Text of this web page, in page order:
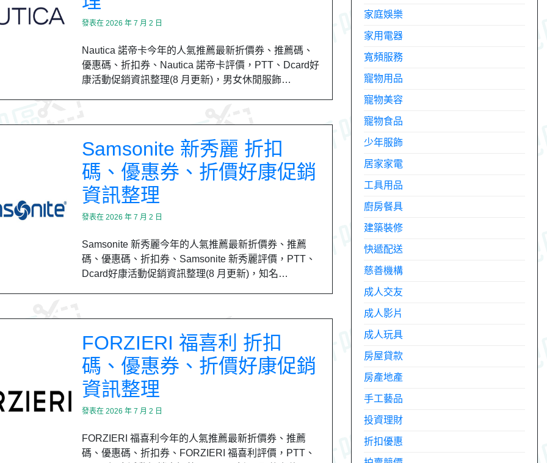
發表在 2026 年 7 月 2 日
Nautica 諾帝卡今年的人氣推薦最新折價券、推薦碼、
優惠碼、折扣券、Nautica 諾帝卡評價，PTT、Dcard好
康活動促銷資訊整理(8 月更新)，男女休閒服飾…
Samsonite 新秀麗 折扣
碼、優惠券、折價好康促銷
資訊整理
發表在 2026 年 7 月 2 日
Samsonite 新秀麗今年的人氣推薦最新折價券、推薦
碼、優惠碼、折扣券、Samsonite 新秀麗評價，PTT、
Dcard好康活動促銷資訊整理(8 月更新)，知名…
FORZIERI 福喜利 折扣
碼、優惠券、折價好康促銷
資訊整理
發表在 2026 年 7 月 2 日
FORZIERI 福喜利今年的人氣推薦最新折價券、推薦
碼、優惠碼、折扣券、FORZIERI 福喜利評價，PTT、
家庭娛樂
家用電器
寬頻服務
寵物用品
寵物美容
寵物食品
少年服飾
居家家電
工具用品
廚房餐具
建築裝修
快遞配送
慈善機構
成人交友
成人影片
成人玩具
房屋貸款
房產地產
手工藝品
投資理財
折扣優惠